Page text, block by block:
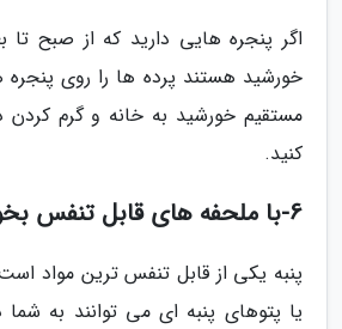
اگر پنجره هایی دارید که از صبح
خورشید هستند پرده ها را روی پنجره
مستقیم خورشید به خانه و گرم کردن
کنید.
6-با ملحفه های قابل تنفس بخوابید
پنبه یکی از قابل تنفس ترین مواد است
یا پتوهای پنبه ای می توانند به